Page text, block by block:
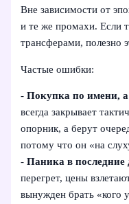
Вне зависимости от
и те же промахи. Если
трансферами, полезно
Частые ошибки:
-Покупка по имени, а
всегда закрывает
опорник, а берут
потому что он «на
-Паника в последние
перегрет, цены
вынужден брать «кого